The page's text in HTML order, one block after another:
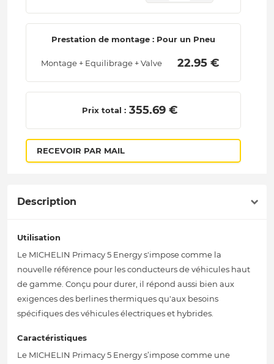
Prestation de montage : Pour un Pneu
Montage + Equilibrage + Valve 22.95 €
Prix total : 355.69 €
RECEVOIR PAR MAIL
Description
Utilisation
Le MICHELIN Primacy 5 Energy s'impose comme la
nouvelle référence pour les conducteurs de véhicules haut
de gamme. Conçu pour durer, il répond aussi bien aux
exigences des berlines thermiques qu'aux besoins
spécifiques des véhicules électriques et hybrides.
Caractéristiques
Le MICHELIN Primacy 5 Energy s’impose comme une